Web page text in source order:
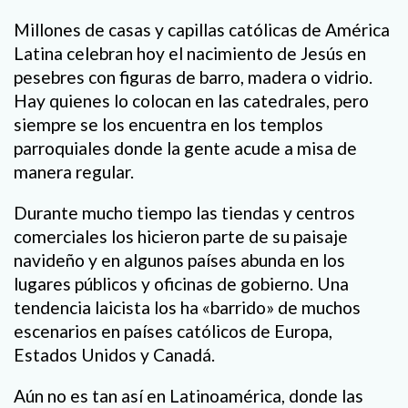
Millones de casas y capillas católicas de América
Latina celebran hoy el nacimiento de Jesús en
pesebres con figuras de barro, madera o vidrio.
Hay quienes lo colocan en las catedrales, pero
siempre se los encuentra en los templos
parroquiales donde la gente acude a misa de
manera regular.
Durante mucho tiempo las tiendas y centros
comerciales los hicieron parte de su paisaje
navideño y en algunos países abunda en los
lugares públicos y oficinas de gobierno. Una
tendencia laicista los ha «barrido» de muchos
escenarios en países católicos de Europa,
Estados Unidos y Canadá.
Aún no es tan así en Latinoamérica, donde las